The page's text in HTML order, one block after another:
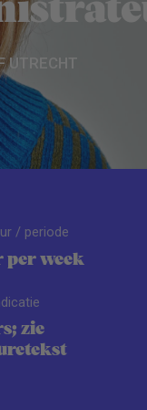
UTRECHT
/ periode
per week
zie